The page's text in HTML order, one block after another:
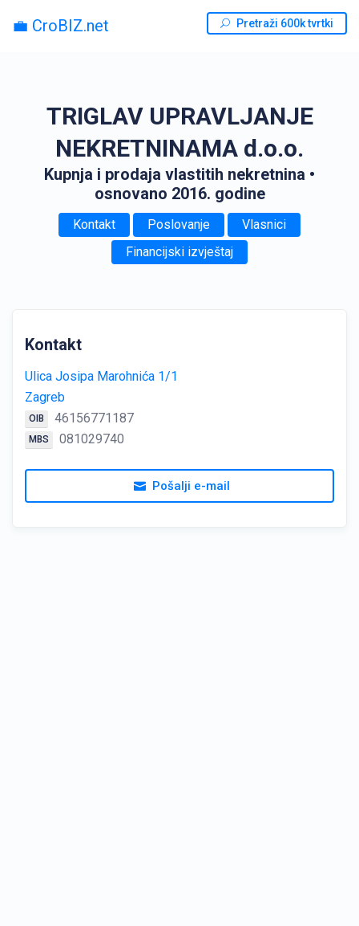
💼 CroBIZ.net Pretraži 600k tvrtki
TRIGLAV UPRAVLJANJE
NEKRETNINAMA d.o.o.
Kupnja i prodaja vlastitih nekretnina •
osnovano 2016. godine
Kontakt Poslovanje
Vlasnici
Financijski izvještaj
Kontakt
Ulica Josipa Marohnića 1/1
Zagreb
OIB 46156771187
MBS 081029740
Pošalji e-mail